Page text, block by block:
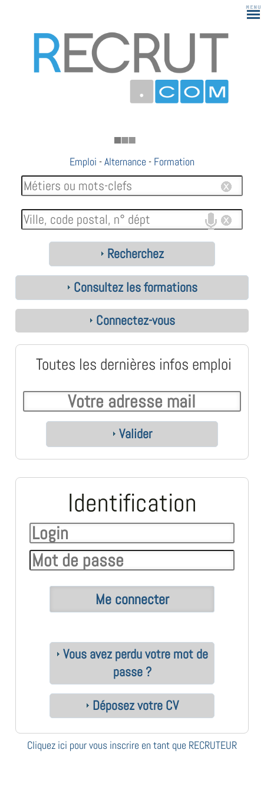
183
Emploi -Alternance - Formation
Recherchez
Consultez les formations
Connectez-vous
Toutes les dernières infos emploi
Valider
Identification
Vous avez perdu votre mot de
passe ?
Déposez votre CV
Cliquez ici pour vous inscrire en tant que RECRUTEUR